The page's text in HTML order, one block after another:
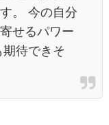
。 今の自分
せるパワー
待できそ